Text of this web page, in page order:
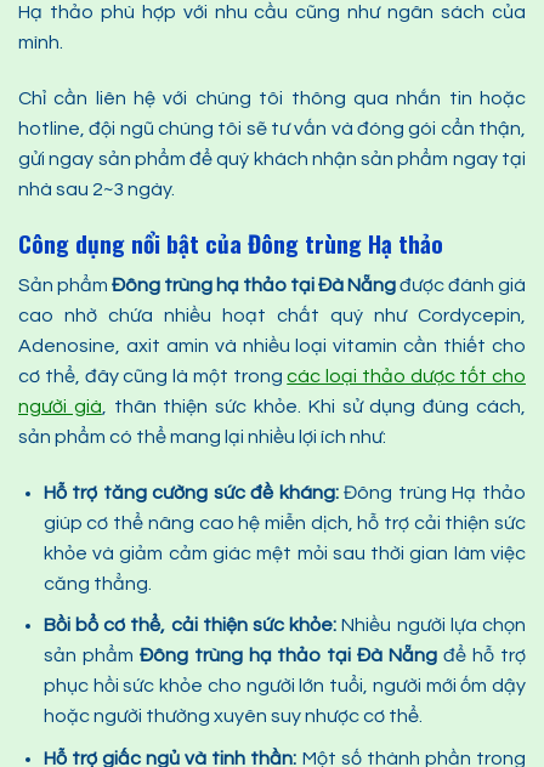
Hạ thảo phù hợp với nhu cầu cũng như ngân sách của
mình.
Chỉ cần liên hệ với chúng tôi thông qua nhắn tin hoặc
hotline, đội ngũ chúng tôi sẽ tư vấn và đóng gói cẩn thận,
gửi ngay sản phẩm để quý khách nhận sản phẩm ngay tại
nhà sau 2~3 ngày.
Công dụng nổi bật của Đông trùng Hạ thảo
Sản phẩm Đông trùng hạ thảo tại Đà Nẵngđược đánh giá
cao nhờ chứa nhiều hoạt chất quý như Cordycepin,
Adenosine, axit amin và nhiều loại vitamin cần thiết cho
cơ thể, đây cũng là một trongcác loại thảo dược tốt cho
người già , thân thiện sức khỏe. Khi sử dụng đúng cách,
sản phẩm có thể mang lại nhiều lợi ích như:
Hỗ trợ tăng cường sức đề kháng:Đông trùng Hạ thảo
giúp cơ thể nâng cao hệ miễn dịch, hỗ trợ cải thiện sức
khỏe và giảm cảm giác mệt mỏi sau thời gian làm việc
căng thẳng.
Bồi bổ cơ thể, cải thiện sức khỏe:Nhiều người lựa chọn
sản phẩm Đông trùng hạ thảo tại Đà Nẵng để hỗ trợ
phục hồi sức khỏe cho người lớn tuổi, người mới ốm dậy
hoặc người thường xuyên suy nhược cơ thể.
Hỗ trợ giấc ngủ và tinh thần: Một số thành phần trong